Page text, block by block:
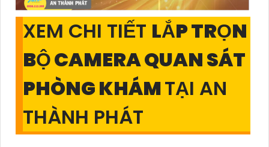
XEM CHI TIẾT LẮP TRỌN
BỘ CAMERA QUAN SÁT
PHÒNG KHÁMTẠI AN
THÀNH PHÁT